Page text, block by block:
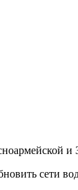
и
сети